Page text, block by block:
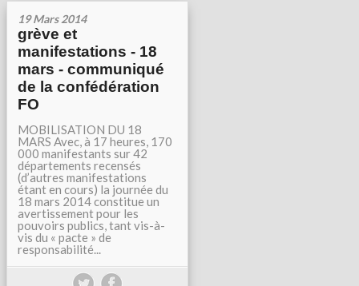
19 Mars 2014
grève et
manifestations - 18
mars - communiqué
de la confédération
FO
MOBILISATION DU 18
MARS Avec, à 17 heures, 170
000 manifestants sur 42
départements recensés
(d’autres manifestations
étant en cours) la journée du
18 mars 2014 constitue un
avertissement pour les
pouvoirs publics, tant vis-à-
vis du « pacte » de
responsabilité...